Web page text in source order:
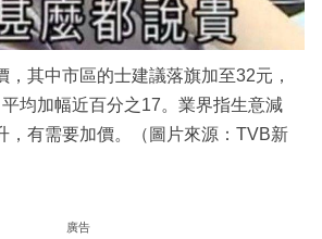
，其中市區的士建議落旗加至32元，
均加幅近百分之17。業界指生意減
，有需要加價。（圖片來源：TVB新
廣告